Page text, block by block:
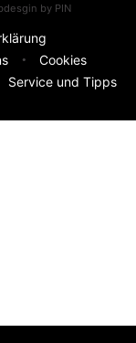
by PIN
Cookies
Service und Tipps